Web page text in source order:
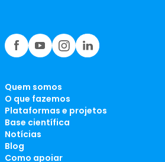
Quem somos
O que fazemos
Plataformas e projetos
Base científica
Notícias
Blog
Como apoiar